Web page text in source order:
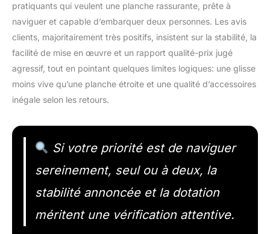
pratiquants qui veulent une planche rassurante, prête à
naviguer et capable d’embarquer deux personnes. Les avis
clients, majoritairement très positifs, insistent sur la stabilité, la
facilité de mise en œuvre et un rapport qualité-prix jugé
agressif, tout en pointant quelques limites logiques: une glisse
moins vive qu’une planche étroite et une qualité d’accessoires
inégale selon les retours.
Si votre priorité est de naviguer
sereinement, seul ou à deux, la
stabilité annoncée et la dotation
méritent une vérification attentive.